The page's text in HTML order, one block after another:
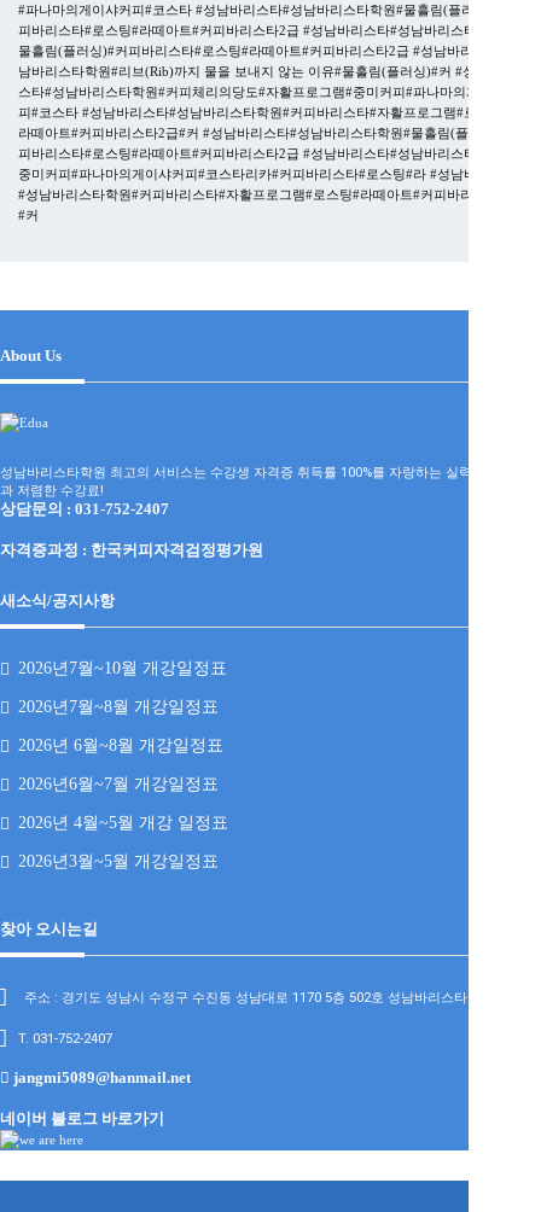
#파나마의게이샤커피#코스타 #성남바리스타#성남바리스타학원#물흘림(플러싱)#커
피바리스타#로스팅#라떼아트#커피바리스타2급 #성남바리스타#성남바리스타학원#
물흘림(플러싱)#커피바리스타#로스팅#라떼아트#커피바리스타2급 #성남바리스타#성
남바리스타학원#리브(Rib)까지 물을 보내지 않는 이유#물흘림(플러싱)#커 #성남바리
스타#성남바리스타학원#커피체리의당도#자활프로그램#중미커피#파나마의게이샤커
피#코스타 #성남바리스타#성남바리스타학원#커피바리스타#자활프로그램#로스팅#
라떼아트#커피바리스타2급#커 #성남바리스타#성남바리스타학원#물흘림(플러싱)#커
피바리스타#로스팅#라떼아트#커피바리스타2급 #성남바리스타#성남바리스타학원#
중미커피#파나마의게이샤커피#코스타리카#커피바리스타#로스팅#라 #성남바리스타
#성남바리스타학원#커피바리스타#자활프로그램#로스팅#라떼아트#커피바리스타2급
#커
About Us
성남바리스타학원 최고의 서비스는 수강생 자격증 취득률 100%를 자랑하는 실력파 강사진
과 저렴한 수강료!
상담문의 : 031-752-2407
자격증과정 : 한국커피자격검정평가원
새소식/공지사항
2026년7월~10월 개강일정표
2026년7월~8월 개강일정표
2026년 6월~8월 개강일정표
2026년6월~7월 개강일정표
2026년 4월~5월 개강 일정표
2026년3월~5월 개강일정표
찾아 오시는길
주소 : 경기도 성남시 수정구 수진동 성남대로 1170 5층 502호 성남바리스타학원
T. 031-752-2407
jangmi5089@hanmail.net
네이버 블로그 바로가기